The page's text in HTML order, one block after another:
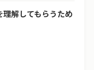
解してもらうため